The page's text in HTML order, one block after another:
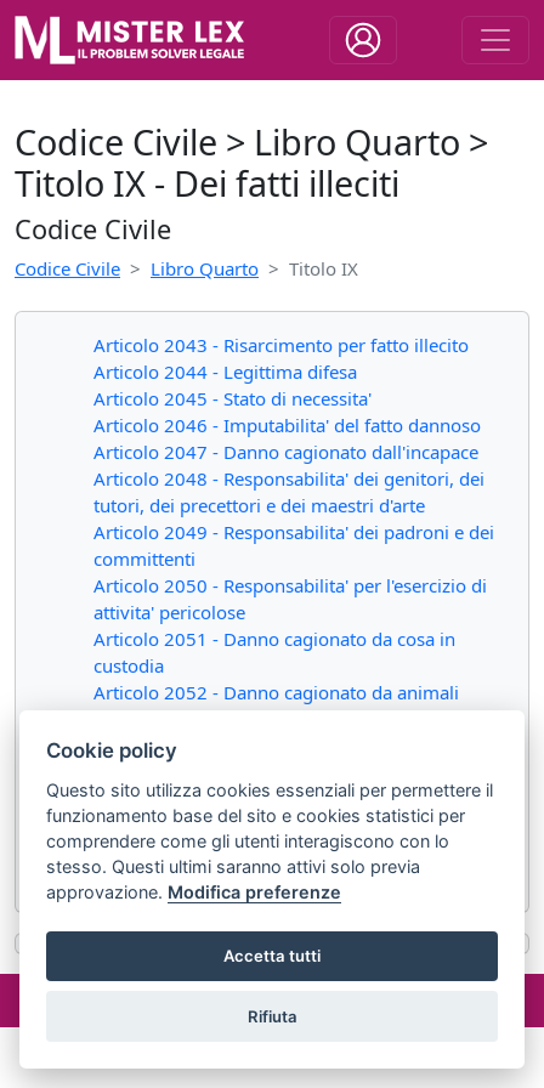
Codice Civile > Libro Quarto >
Titolo IX - Dei fatti illeciti
Codice Civile
Codice Civile Libro Quarto Titolo IX
Articolo 2043 - Risarcimento per fatto illecito
Articolo 2044 - Legittima difesa
Articolo 2045 - Stato di necessita'
Articolo 2046 - Imputabilita' del fatto dannoso
Articolo 2047 - Danno cagionato dall'incapace
Articolo 2048 - Responsabilita' dei genitori, dei
tutori, dei precettori e dei maestri d'arte
Articolo 2049 - Responsabilita' dei padroni e dei
committenti
Articolo 2050 - Responsabilita' per l'esercizio di
attivita' pericolose
Articolo 2051 - Danno cagionato da cosa in
custodia
Articolo 2052 - Danno cagionato da animali
Articolo 2054 - Circolazione di veicoli
Articolo 2056 - Valutazione dei danni
Articolo 2057 - Danni permanenti
Articolo 2058 - Risarcimento in forma specifica
Articolo 2059 - Danni non patrimoniali
©2024 misterlex.it -redazione@misterlex.it-Privacy- P.I.
02029690472
Cookie policy
Questo sito utilizza cookies essenziali per permettere il
funzionamento base del sito e cookies statistici per
comprendere come gli utenti interagiscono con lo
stesso. Questi ultimi saranno attivi solo previa
approvazione. Modifica preferenze
Accetta tutti
Rifiuta